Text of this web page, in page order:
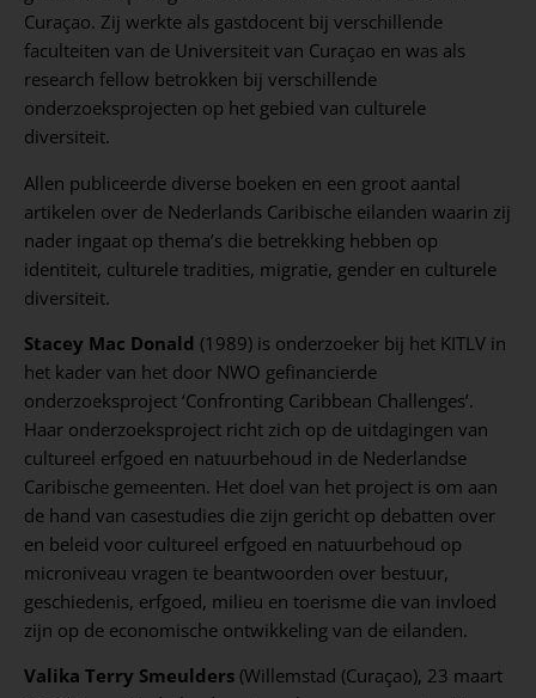
Curaçao. Zij werkte als gastdocent bij verschillende
faculteiten van de Universiteit van Curaçao en was als
research fellow betrokken bij verschillende
onderzoeksprojecten op het gebied van culturele
diversiteit.
Allen publiceerde diverse boeken en een groot aantal
artikelen over de Nederlands Caribische eilanden waarin zij
nader ingaat op thema’s die betrekking hebben op
identiteit, culturele tradities, migratie, gender en culturele
diversiteit.
Stacey Mac Donald (1989) is onderzoeker bij het KITLV in
het kader van het door NWO gefinancierde
onderzoeksproject ‘Confronting Caribbean Challenges’.
Haar onderzoeksproject richt zich op de uitdagingen van
cultureel erfgoed en natuurbehoud in de Nederlandse
Caribische gemeenten. Het doel van het project is om aan
de hand van casestudies die zijn gericht op debatten over
en beleid voor cultureel erfgoed en natuurbehoud op
microniveau vragen te beantwoorden over bestuur,
geschiedenis, erfgoed, milieu en toerisme die van invloed
zijn op de economische ontwikkeling van de eilanden.
Valika Terry Smeulders (Willemstad (Curaçao), 23 maart